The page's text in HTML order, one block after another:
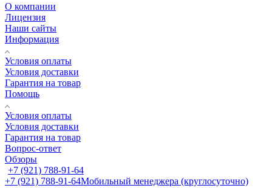
О компании
Лицензия
Наши сайты
Информация
Условия оплаты
Условия доставки
Гарантия на товар
Помощь
Условия оплаты
Условия доставки
Гарантия на товар
Вопрос-ответ
Обзоры
+7 (921) 788-91-64
+7 (921) 788-91-64Мобильный менеджера (круглосуточно)